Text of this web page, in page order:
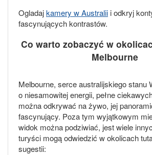
Ogladajkamery w Australii i odkryj
fascynujących kontrastów.
Co warto zobaczyć w
Melbourne
Melbourne, serce australijskiego stanu
o niesamowitej energii, pełne
można odkrywać na żywo, jej
fascynujący. Poza tym wyjątkowym
widok można podziwiać, jest wiele
turyści mogą odwiedzić w okolicach
sugestii: